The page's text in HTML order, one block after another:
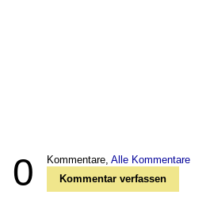
0 Kommentare, Alle Kommentare
Kommentar verfassen